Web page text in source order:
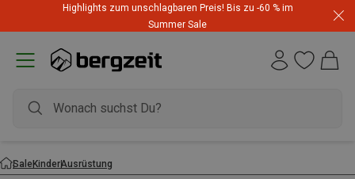
Highlights zum unschlagbaren Preis! Bis zu -60 % im
Summer Sale
SaleKinderAusrüstung